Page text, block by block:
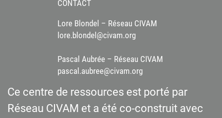
CONTACT
Lore Blondel – Réseau CIVAM
lore.blondel@civam.org
Pascal Aubrée – Réseau CIVAM
pascal.aubree@civam.org
Ce centre de ressources est porté par
Réseau CIVAM et a été co-construit avec